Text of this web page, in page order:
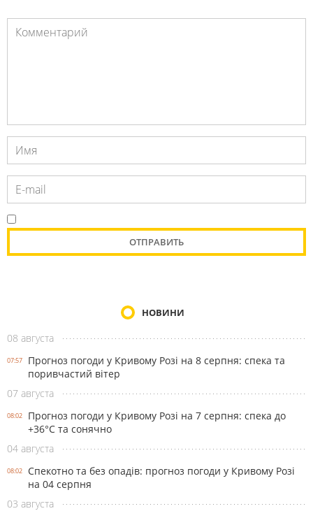
НОВИНИ
08 августа
07:57
Прогноз погоди у Кривому Розі на 8 серпня: спека та
поривчастий вітер
07 августа
08:02
Прогноз погоди у Кривому Розі на 7 серпня: спека до
+36°С та сонячно
04 августа
08:02
Спекотно та без опадів: прогноз погоди у Кривому Розі
на 04 серпня
03 августа